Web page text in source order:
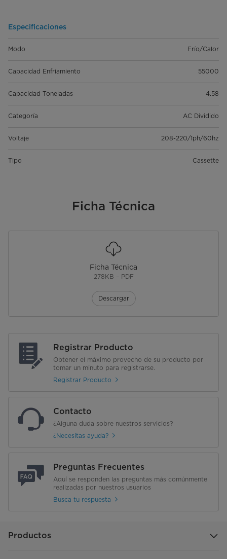
Especificaciones
Modo Frío/Calor
Capacidad Enfriamiento 55000
Capacidad Toneladas 4.58
Categoría AC Dividido
Voltaje 208-220/1ph/60hz
Tipo Cassette
Ficha Técnica
Ficha Técnica
278KB – PDF
Descargar
Registrar Producto
Obtener el máximo provecho de su producto por
tomar un minuto para registrarse.
Registrar Producto
Contacto
¿Alguna duda sobre nuestros servicios?
¿Necesitas ayuda?
Preguntas Frecuentes
Aquí se responden las preguntas más comúnmente
realizadas por nuestros usuarios
Busca tu respuesta
Productos